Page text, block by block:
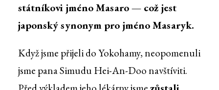
státníkovi jméno Masaro — což jest
japonský synonym pro jméno Masaryk.
Když jsme přijeli do Yokohamy, neopomenuli
jsme pana Simudu Hei-An-Doo navštíviti.